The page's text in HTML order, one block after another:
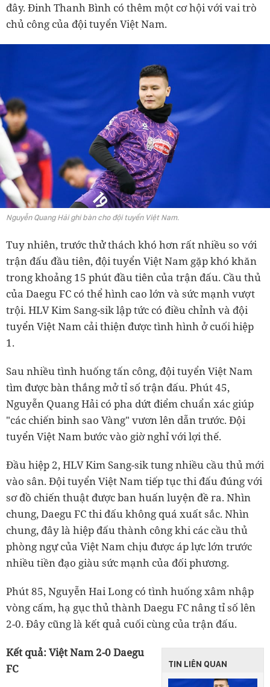
đây. Đinh Thanh Bình có thêm một cơ hội với vai trò
chủ công của đội tuyển Việt Nam.
Nguyễn Quang Hải ghi bàn cho đội tuyển Việt Nam.
Tuy nhiên, trước thử thách khó hơn rất nhiều so với
trận đấu đầu tiên, đội tuyển Việt Nam gặp khó khăn
trong khoảng 15 phút đầu tiên của trận đấu. Cầu thủ
của Daegu FC có thể hình cao lớn và sức mạnh vượt
trội. HLV Kim Sang-sik lập tức có điều chỉnh và đội
tuyển Việt Nam cải thiện được tình hình ở cuối hiệp
1.
Sau nhiều tình huống tấn công, đội tuyển Việt Nam
tìm được bàn thắng mở tỉ số trận đấu. Phút 45,
Nguyễn Quang Hải có pha dứt điểm chuẩn xác giúp
"các chiến binh sao Vàng" vươn lên dẫn trước. Đội
tuyển Việt Nam bước vào giờ nghỉ với lợi thế.
Đầu hiệp 2, HLV Kim Sang-sik tung nhiều cầu thủ mới
vào sân. Đội tuyển Việt Nam tiếp tục thi đấu đúng với
sơ đồ chiến thuật được ban huấn luyện đề ra. Nhìn
chung, Daegu FC thi đấu không quá xuất sắc. Nhìn
chung, đây là hiệp đấu thành công khi các cầu thủ
phòng ngự của Việt Nam chịu được áp lực lớn trước
nhiều tiền đạo giàu sức mạnh của đối phương.
Phút 85, Nguyễn Hai Long có tình huống xâm nhập
vòng cấm, hạ gục thủ thành Daegu FC nâng tỉ số lên
2-0. Đây cũng là kết quả cuối cùng của trận đấu.
TIN LIÊN QUAN
Kết quả: Việt Nam 2-0 Daegu
FC